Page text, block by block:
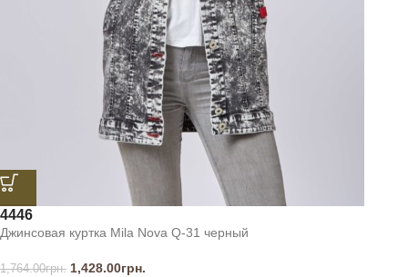
4446
Джинсовая куртка Mila Nova Q-31 черный
1,764.00грн. 1,428.00грн.